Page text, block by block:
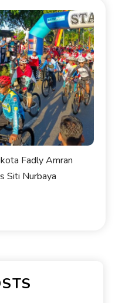
Fadly Amran
Siti Nurbaya